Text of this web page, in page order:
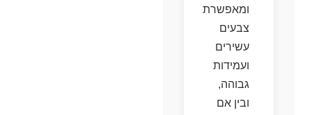
ומאפשרת
צבעים
עשירים
ועמידות
גבוהה,
ובין אם